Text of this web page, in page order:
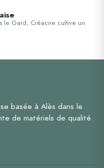
le Gard, Créacire cultive un
basée à Alès dans le
de matériels de qualité